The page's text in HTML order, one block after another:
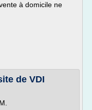
à domicile ne
de VDI